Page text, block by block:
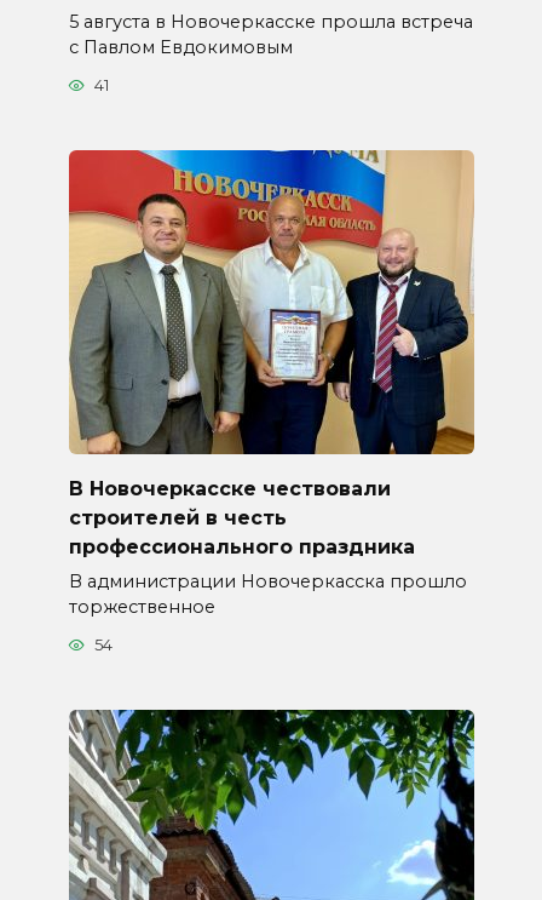
5 августа в Новочеркасске прошла встреча
с Павлом Евдокимовым
41
В Новочеркасске чествовали
строителей в честь
профессионального праздника
В администрации Новочеркасска прошло
торжественное
54